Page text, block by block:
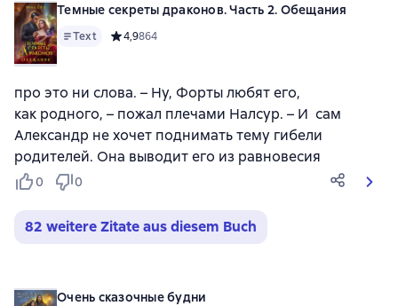
Темные секреты драконов. Часть 2. Обещания
Text Средний рейтинг 4,9 на основе 864 оценок
4,9864
про это ни слова. – Ну, Форты любят его,
как родного, – пожал плечами Налсур. – И сам
Александр не хочет поднимать тему гибели
родителей. Она выводит его из равновесия
0 0
82 weitere Zitate aus diesem Buch
Очень сказочные будни